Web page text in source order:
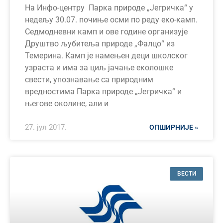
На Инфо-центру Парка природе „Јегричка“ у
недељу 30.07. почиње осми по реду еко-камп.
Седмодневни камп и ове године организује
Друштво љубитеља природе „Фалцо“ из
Темерина. Камп је намењен деци школског
узраста и има за циљ јачање еколошке
свести, упознавање са природним
вредностима Парка природе „Јегричка“ и
његове околине, али и
ОПШИРНИЈЕ »
27. јул 2017.
ВЕСТИ